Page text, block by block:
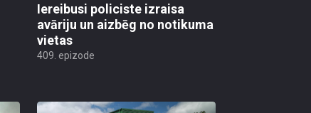
Iereibusi policiste izraisa
avāriju un aizbēg no notikuma
vietas
409. epizode